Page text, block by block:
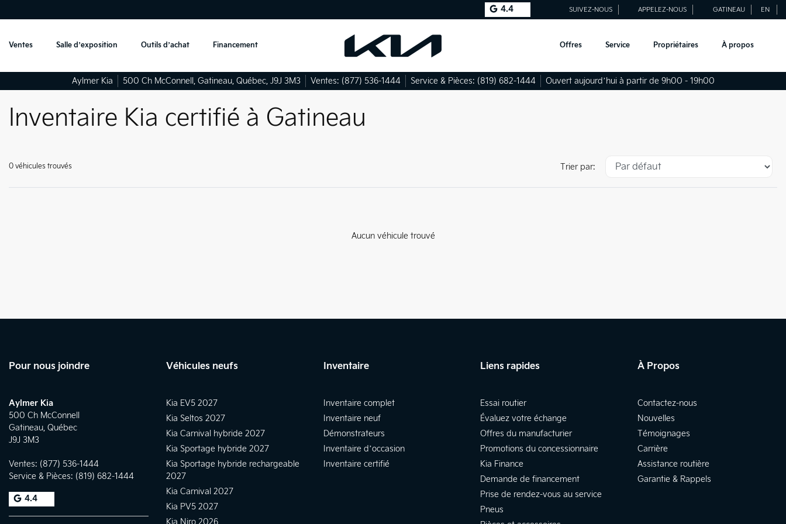
4.4 SUIVEZ-NOUS APPELEZ-NOUS GATINEAU EN
Ventes Salle d’exposition Outils d’achat Financement Offres Service Propriétaires À propos
Aylmer Kia 500 Ch McConnell , Gatineau, Québec, J9J 3M3 Ventes: (877) 536-1444 Service & Pièces: (819) 682-1444 Ouvert aujourd’hui à partir de 9h00 - 19h00
Inventaire Kia certifié à Gatineau
0 véhicules trouvés Trier par:
Aucun véhicule trouvé
Pour nous joindre
Aylmer Kia
500 Ch McConnell
Gatineau, Québec
J9J 3M3
Ventes: (877) 536-1444
Service & Pièces: (819) 682-1444
4.4
Véhicules neufs
Kia EV5 2027
Kia Seltos 2027
Kia Carnival hybride 2027
Kia Sportage hybride 2027
Kia Sportage hybride rechargeable
2027
Kia Carnival 2027
Kia PV5 2027
Kia Niro 2026
Inventaire
Inventaire complet
Inventaire neuf
Démonstrateurs
Inventaire d’occasion
Inventaire certifié
Liens rapides
Essai routier
Évaluez votre échange
Offres du manufacturier
Promotions du concessionnaire
Kia Finance
Demande de financement
Prise de rendez-vous au service
Pneus
À Propos
Contactez-nous
Nouvelles
Témoignages
Carrière
Assistance routière
Garantie & Rappels